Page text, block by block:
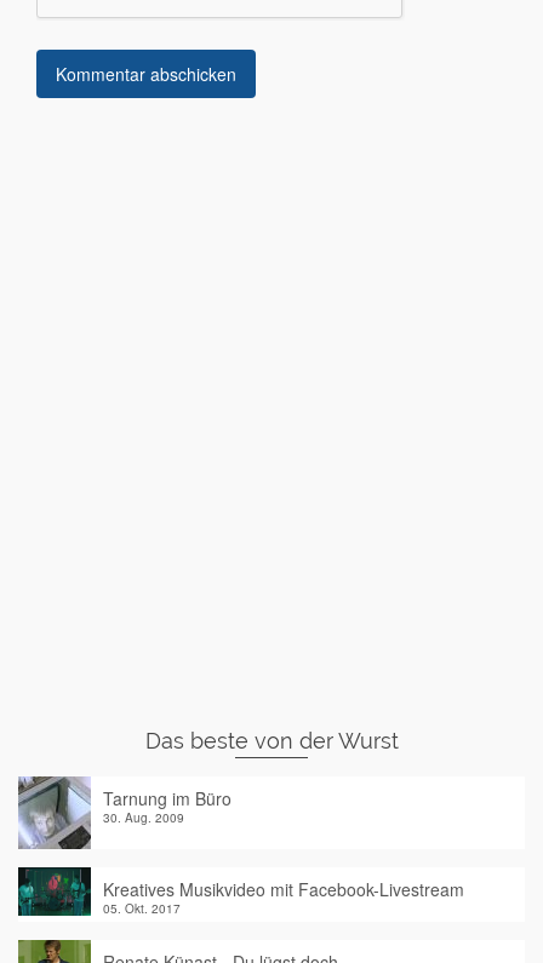
Das beste von der Wurst
Tarnung im Büro
30. Aug. 2009
Kreatives Musikvideo mit Facebook-Livestream
05. Okt. 2017